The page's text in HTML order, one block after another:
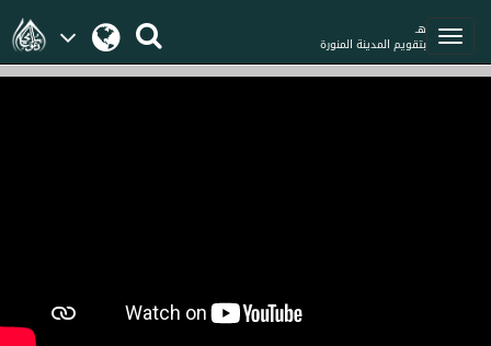
هـ
بتقويم المدينة المنورة